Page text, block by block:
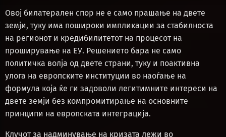
Овој билатерален спор не е само прашање на двете
земји, туку има пошироки импликации за стабилноста
на регионот и кредибилитетот на процесот на
проширување на ЕУ. Решението бара не само
политичка волја од двете страни, туку и поактивна
улога на европските институции во наоѓање на
формула која ќе ги задоволи легитимните интереси на
двете земји без компромитирање на основните
принципи на европската интеграција.
Клучот за надминување на кризата лежи во